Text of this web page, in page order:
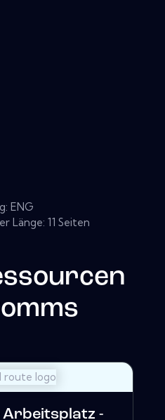
ENG
Länge: 11 Seiten
Arbeitsplatz -